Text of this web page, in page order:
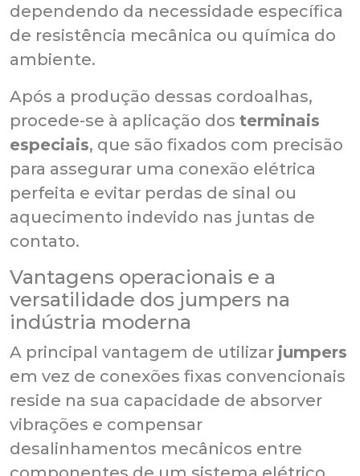
dependendo da necessidade específica
de resistência mecânica ou química do
ambiente.
Após a produção dessas cordoalhas,
procede-se à aplicação dos terminais
especiais, que são fixados com precisão
para assegurar uma conexão elétrica
perfeita e evitar perdas de sinal ou
aquecimento indevido nas juntas de
contato.
Vantagens operacionais e a
versatilidade dos jumpers na
indústria moderna
A principal vantagem de utilizar jumpers
em vez de conexões fixas convencionais
reside na sua capacidade de absorver
vibrações e compensar
desalinhamentos mecânicos entre